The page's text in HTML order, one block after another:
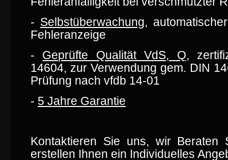
- Selbstüberwachung,
Fehleranzeige
- Geprüfte Qualität VdS, Q,
14604, zur Verwendung gem. DIN
Prüfung nach vfdb 14-01
- 5 Jahre Garantie
Kontaktieren Sie uns, wir Beraten
erstellen Ihnen ein Individuelles